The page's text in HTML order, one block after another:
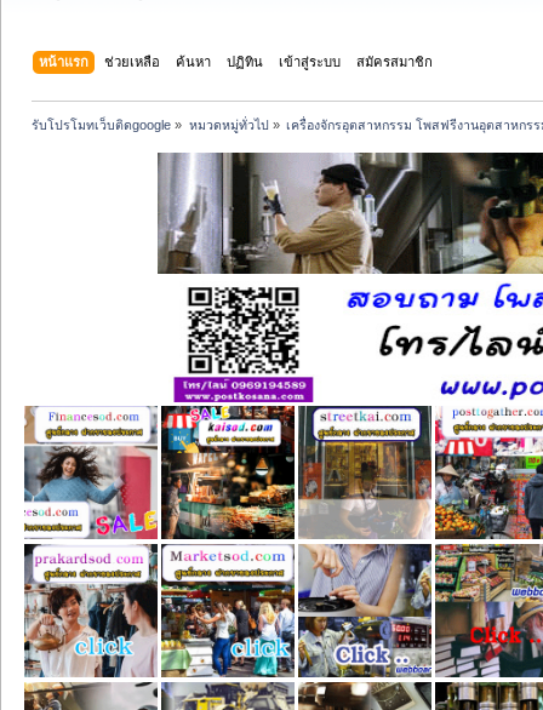
หน้าแรก ช่วยเหลือ ค้นหา ปฏิทิน เข้าสู่ระบบ สมัครสมาชิก
รับโปรโมทเว็บติดgoogle » หมวดหมู่ทั่วไป» เครื่องจักรอุตสาหกรรม โพสฟรีงานอุตสาหกร